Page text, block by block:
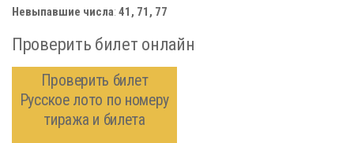
Невыпавшие числа: 41, 71, 77
Проверить билет онлайн
Проверить билет
Русское лото по номеру
тиража и билета